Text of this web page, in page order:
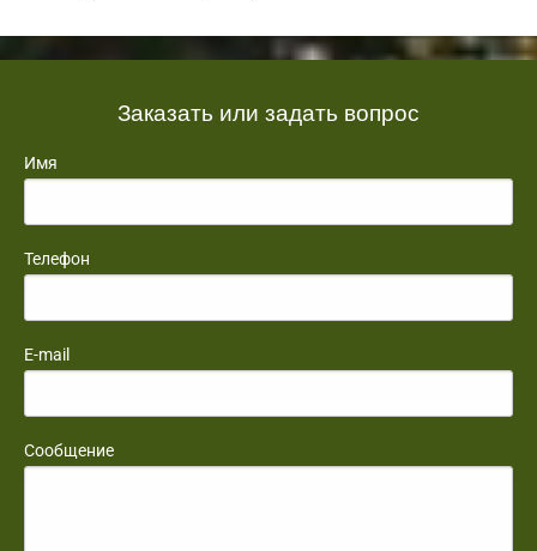
Заказать или задать вопрос
Имя
Телефон
E-mail
Сообщение